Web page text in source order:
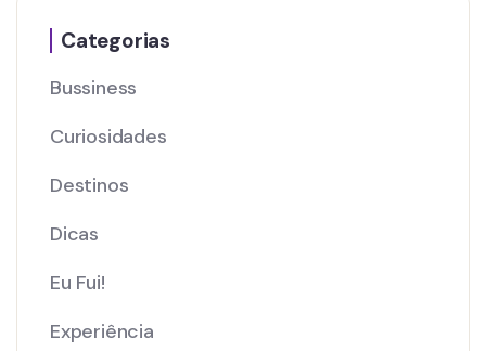
Categorias
Bussiness
Curiosidades
Destinos
Dicas
Eu Fui!
Experiência